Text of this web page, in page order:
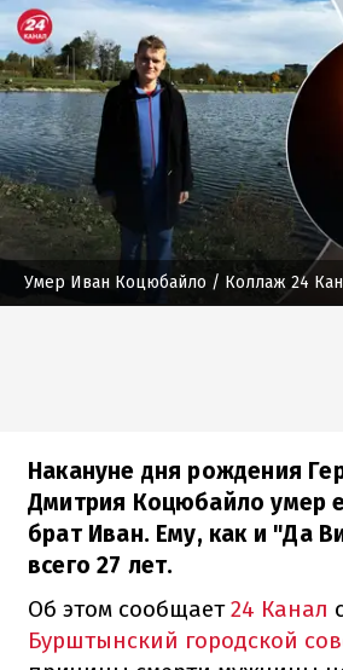
Умер Иван Коцюбайло / Коллаж 24
Накануне дня рождения
Дмитрия Коцюбайло умер
брат Иван. Ему, как и "Да
всего 27 лет.
Об этом сообщает24 Канал
Бурштынский городской